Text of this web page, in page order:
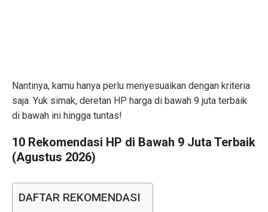
Nantinya, kamu hanya perlu menyesuaikan dengan kriteria
saja. Yuk simak, deretan HP harga di bawah 9 juta terbaik
di bawah ini hingga tuntas!
10 Rekomendasi HP di Bawah 9 Juta Terbaik
(Agustus 2026)
DAFTAR REKOMENDASI